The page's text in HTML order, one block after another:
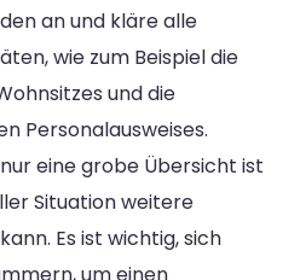
an und kläre alle
wie zum Beispiel die
und die
Personalausweises.
eine grobe Übersicht ist
Situation weitere
Es ist wichtig, sich
um einen